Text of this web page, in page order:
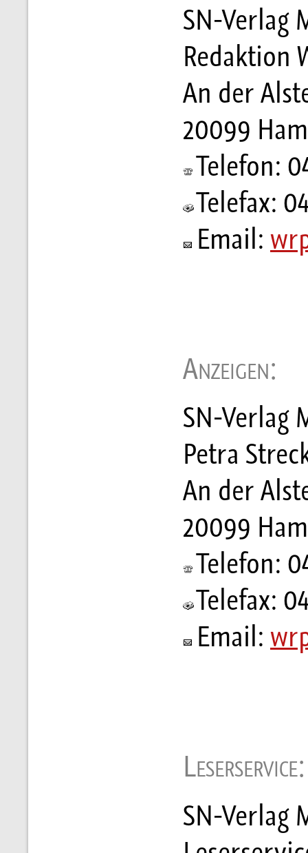
SN-Verlag
Redaktion
An der
20099
Telefon:
Telefax:
Email:
Anzeigen:
SN-Verlag
Petra
An der
20099
Telefon:
Telefax:
Email:
Leserservice:
SN-Verlag